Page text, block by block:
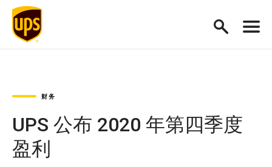
财务
UPS 公布 2020 年第四季度
盈利